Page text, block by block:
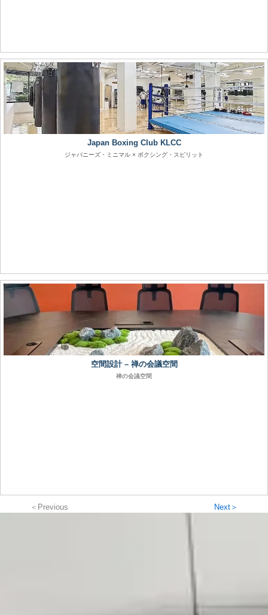
Japan Boxing Club KLCC
ジャパニーズ・ミニマル × ボクシング・スピリット
空間設計 – 禅の会議空間
禅の会議空間
＜Previous Next＞